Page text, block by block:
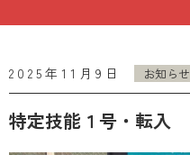
2025年11月9日 お知らせ
特定技能１号・転入